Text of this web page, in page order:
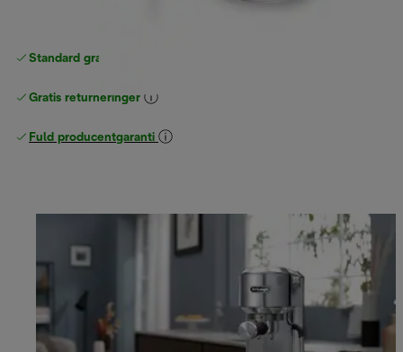
Standard gratis levering
Gratis returneringer
Fuld producentgaranti